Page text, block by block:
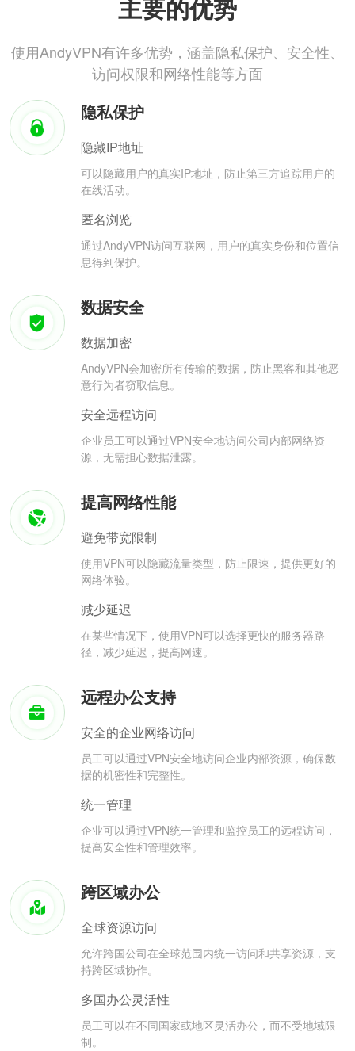
主要的优势
使用AndyVPN有许多优势，涵盖隐私保护、安全性、
访问权限和网络性能等方面
隐私保护
隐藏IP地址
可以隐藏用户的真实IP地址，防止第三方追踪用户的
在线活动。
匿名浏览
通过AndyVPN访问互联网，用户的真实身份和位置信
息得到保护。
数据安全
数据加密
AndyVPN会加密所有传输的数据，防止黑客和其他恶
意行为者窃取信息。
安全远程访问
企业员工可以通过VPN安全地访问公司内部网络资
源，无需担心数据泄露。
提高网络性能
避免带宽限制
使用VPN可以隐藏流量类型，防止限速，提供更好的
网络体验。
减少延迟
在某些情况下，使用VPN可以选择更快的服务器路
径，减少延迟，提高网速。
远程办公支持
安全的企业网络访问
员工可以通过VPN安全地访问企业内部资源，确保数
据的机密性和完整性。
统一管理
企业可以通过VPN统一管理和监控员工的远程访问，
提高安全性和管理效率。
跨区域办公
全球资源访问
允许跨国公司在全球范围内统一访问和共享资源，支
持跨区域协作。
多国办公灵活性
员工可以在不同国家或地区灵活办公，而不受地域限
制。